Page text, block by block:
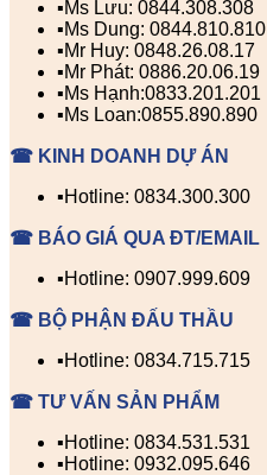
▪️Ms Lưu: 0844.308.308
▪️Ms Dung: 0844.810.810
▪️Mr Huy: 0848.26.08.17
▪️Mr Phát: 0886.20.06.19
▪️Ms Hạnh:0833.201.201
▪️Ms Loan:0855.890.890
☎ KINH DOANH DỰ ÁN
▪️Hotline: 0834.300.300
☎ BÁO GIÁ QUA ĐT/EMAIL
▪️Hotline: 0907.999.609
☎ BỘ PHẬN ĐẤU THẦU
▪️Hotline: 0834.715.715
☎ TƯ VẤN SẢN PHẨM
▪️Hotline: 0834.531.531
▪️Hotline: 0932.095.646